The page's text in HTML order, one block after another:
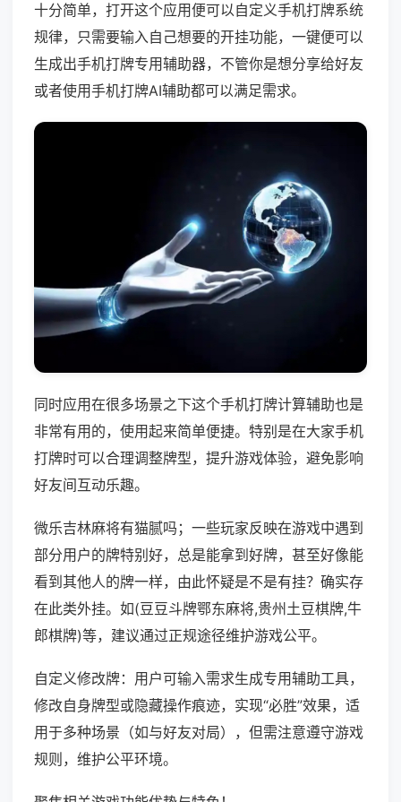
十分简单，打开这个应用便可以自定义手机打牌系统
规律，只需要输入自己想要的开挂功能，一键便可以
生成出手机打牌专用辅助器，不管你是想分享给好友
或者使用手机打牌AI辅助都可以满足需求。
同时应用在很多场景之下这个手机打牌计算辅助也是
非常有用的，使用起来简单便捷。特别是在大家手机
打牌时可以合理调整牌型，提升游戏体验，避免影响
好友间互动乐趣。
微乐吉林麻将有猫腻吗；一些玩家反映在游戏中遇到
部分用户的牌特别好，总是能拿到好牌，甚至好像能
看到其他人的牌一样，由此怀疑是不是有挂？确实存
在此类外挂。如(豆豆斗牌鄂东麻将,贵州土豆棋牌,牛
郎棋牌)等，建议通过正规途径维护游戏公平。
自定义修改牌：用户可输入需求生成专用辅助工具，
修改自身牌型或隐藏操作痕迹，实现“必胜”效果，适
用于多种场景（如与好友对局），但需注意遵守游戏
规则，维护公平环境。